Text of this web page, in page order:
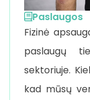
Paslaugos
Fizinė
paslaugų
sektoriuje.
kad mūsų